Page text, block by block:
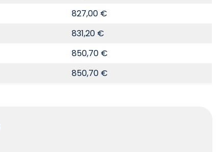
827,00 €
831,20 €
850,70 €
850,70 €